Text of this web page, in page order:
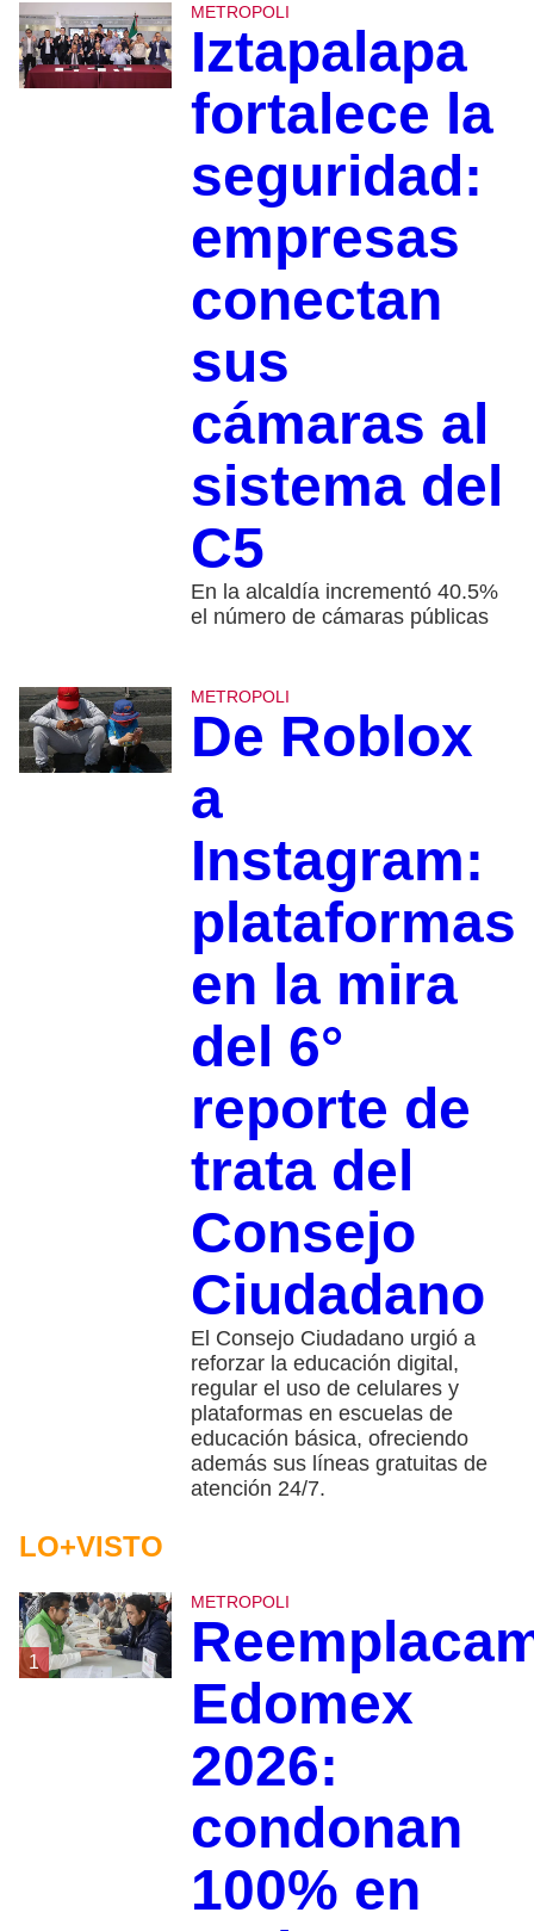
METROPOLI
Iztapalapa
fortalece la
seguridad:
empresas
conectan
sus
cámaras al
sistema del
C5
En la alcaldía incrementó 40.5%
el número de cámaras públicas
METROPOLI
De Roblox
a
Instagram:
plataformas
en la mira
del 6°
reporte de
trata del
Consejo
Ciudadano
El Consejo Ciudadano urgió a
reforzar la educación digital,
regular el uso de celulares y
plataformas en escuelas de
educación básica, ofreciendo
además sus líneas gratuitas de
atención 24/7.
LO+VISTO
1
METROPOLI
Edomex
2026:
condonan
100% en